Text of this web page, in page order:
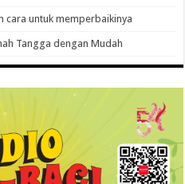
cara untuk memperbaikinya
Tangga dengan Mudah